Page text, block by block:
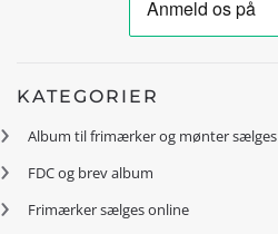
KATEGORIER
Album til frimærker og mønter sælges
FDC og brev album
Frimærker sælges online